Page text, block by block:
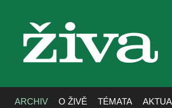
živa
ARCHIV O ŽIVĚ TÉMATA